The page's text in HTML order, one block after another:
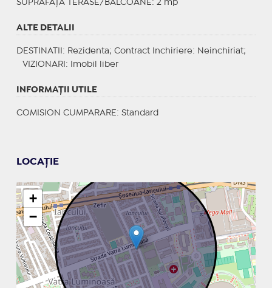
SUPRAFAȚĂ TERASE/BALCOANE: 2 mp
ALTE DETALII
DESTINATII : Rezidenta; Contract Inchiriere: Neinchiriat;
VIZIONARI : Imobil liber
INFORMAŢII UTILE
COMISION CUMPARARE: Standard
LOCAȚIE
+
−